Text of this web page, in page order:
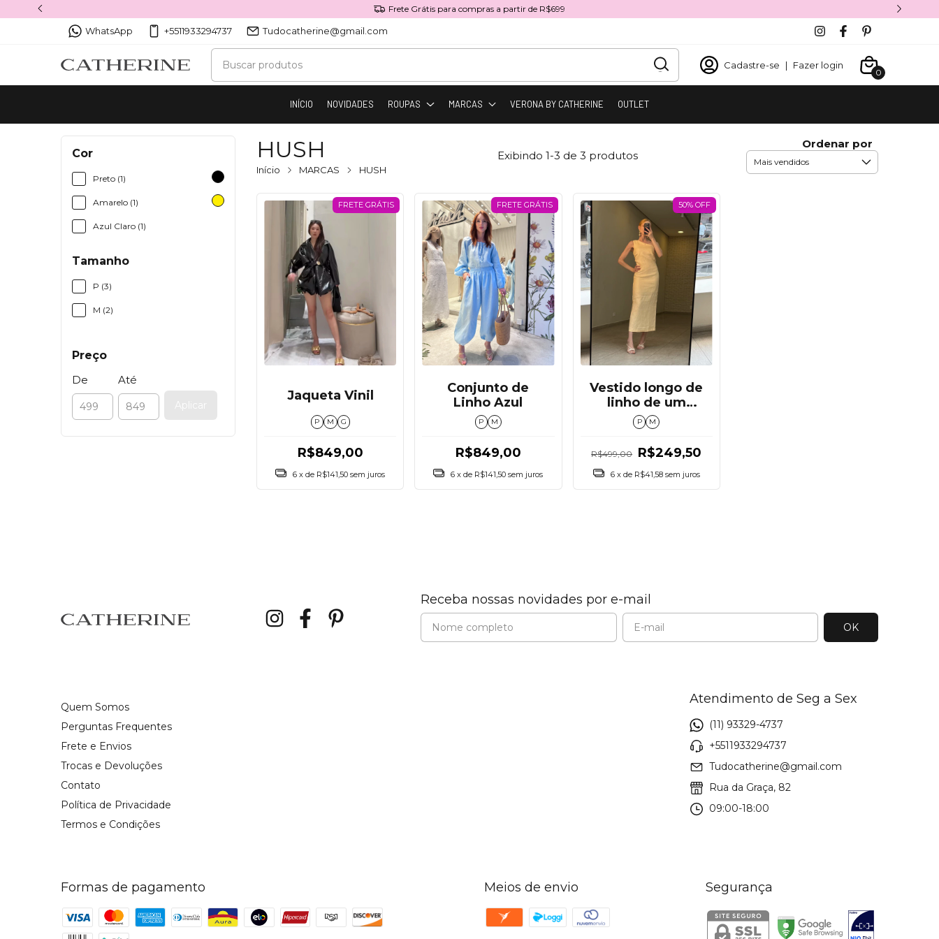
Frete Grátis para compras a partir de R$699
WhatsApp +5511933294737 Tudocatherine@gmail.com
Cadastre-se | Fazer login
0
INÍCIO NOVIDADES ROUPAS MARCAS VERONA BY CATHERINE OUTLET
Cor
Preto (1)
Amarelo (1)
Azul Claro (1)
Tamanho
P (3)
M (2)
Preço
De
Até
Aplicar
HUSH
Início MARCAS HUSH
Exibindo 1-3 de 3 produtos
Ordenar por
FRETE GRÁTIS
Jaqueta Vinil
P M G
R$849,00
6 x de R$141,50 sem juros
FRETE GRÁTIS
Conjunto de
Linho Azul
P M
R$849,00
6 x de R$141,50 sem juros
50% OFF
Vestido longo de
linho de um
ombro
P M
R$499,00 R$249,50
6 x de R$41,58 sem juros
Receba nossas novidades por e-mail
Quem Somos
Perguntas Frequentes
Frete e Envios
Trocas e Devoluções
Contato
Política de Privacidade
Termos e Condições
Atendimento de Seg a Sex
(11) 93329-4737
+5511933294737
Tudocatherine@gmail.com
Rua da Graça, 82
09:00-18:00
Formas de pagamento Meios de envio Segurança